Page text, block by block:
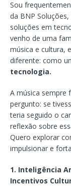
Sou
da BNP
soluções em
venho de uma
música e cultura,
diferente: como
tecnologia.
A música sempre
pergunto: se
teria seguido o
reflexão sobre
Quero explorar
impulsionar e
1. Inteligência
Incentivos